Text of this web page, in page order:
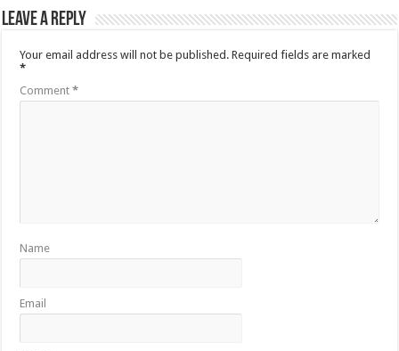
Leave a Reply
Your email address will not be published. Required fields are marked
*
Comment*
Name
Email